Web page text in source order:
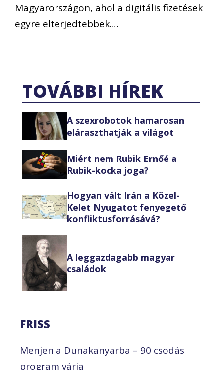
Magyarországon, ahol a digitális fizetések
egyre elterjedtebbek.…
TOVÁBBI HÍREK
A szexrobotok hamarosan
eláraszthatják a világot
Miért nem Rubik Ernőé a
Rubik-kocka joga?
Hogyan vált Irán a Közel-
Kelet Nyugatot fenyegető
konfliktusforrásává?
A leggazdagabb magyar
családok
FRISS
Menjen a Dunakanyarba – 90 csodás
program várja